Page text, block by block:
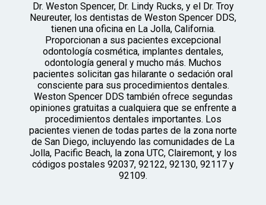
Dr. Weston Spencer, Dr. Lindy Rucks, y el Dr. Troy
Neureuter, los dentistas de Weston Spencer DDS,
tienen una oficina en La Jolla, California.
Proporcionan a sus pacientes excepcional
odontología cosmética, implantes dentales,
odontología general y mucho más. Muchos
pacientes solicitan gas hilarante o sedación oral
consciente para sus procedimientos dentales.
Weston Spencer DDS también ofrece segundas
opiniones gratuitas a cualquiera que se enfrente a
procedimientos dentales importantes. Los
pacientes vienen de todas partes de la zona norte
de San Diego, incluyendo las comunidades de La
Jolla, Pacific Beach, la zona UTC, Clairemont, y los
códigos postales 92037, 92122, 92130, 92117 y
92109.